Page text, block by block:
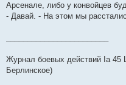
Арсенале, либо у конвойцев
- Давай. - На этом мы
Журнал боевых действий Iа 45
Берлинское)